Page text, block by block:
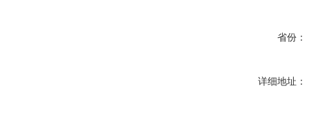
省份：
详细地址：